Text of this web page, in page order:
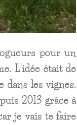
pour un
L’idée était de
dans les vignes.
2013 grâce à
je vais te faire